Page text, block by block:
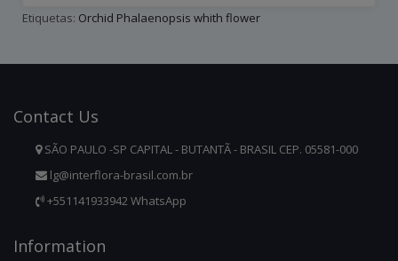
Etiquetas: Orchid Phalaenopsis whith flower
Contact Us
SÃO PAULO -SP CAPITAL - BUTANTÃ - BRASIL CEP. 05581-000
lg@interflora-brasil.com.br
+551141933942 WhatsApp
InforMation